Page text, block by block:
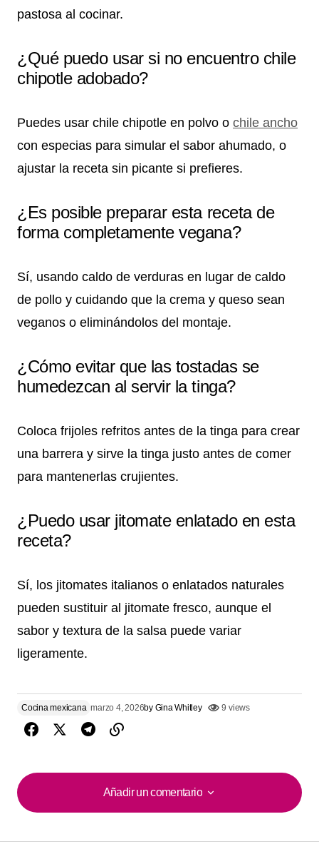
pastosa al cocinar.
¿Qué puedo usar si no encuentro chile
chipotle adobado?
Puedes usar chile chipotle en polvo o chile ancho
con especias para simular el sabor ahumado, o
ajustar la receta sin picante si prefieres.
¿Es posible preparar esta receta de
forma completamente vegana?
Sí, usando caldo de verduras en lugar de caldo
de pollo y cuidando que la crema y queso sean
veganos o eliminándolos del montaje.
¿Cómo evitar que las tostadas se
humedezcan al servir la tinga?
Coloca frijoles refritos antes de la tinga para crear
una barrera y sirve la tinga justo antes de comer
para mantenerlas crujientes.
¿Puedo usar jitomate enlatado en esta
receta?
Sí, los jitomates italianos o enlatados naturales
pueden sustituir al jitomate fresco, aunque el
sabor y textura de la salsa puede variar
ligeramente.
Cocina mexicana marzo 4, 2026by Gina Whitley 9 views
Añadir un comentario
Añadir un comentario